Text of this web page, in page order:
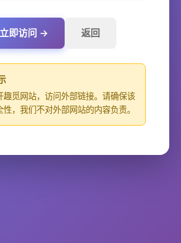
立即访问 → 返回
趣觅网站，访问外部链接。请确保该
性，我们不对外部网站的内容负责。